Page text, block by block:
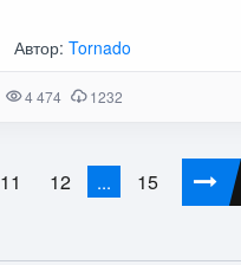
Автор:Tornado
4 474 1232
11 12 ... 15